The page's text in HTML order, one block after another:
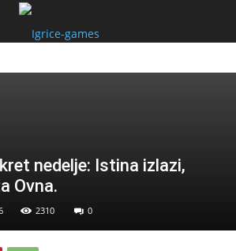
nedelje: Istina izlazi,
Ovna.
2310 0